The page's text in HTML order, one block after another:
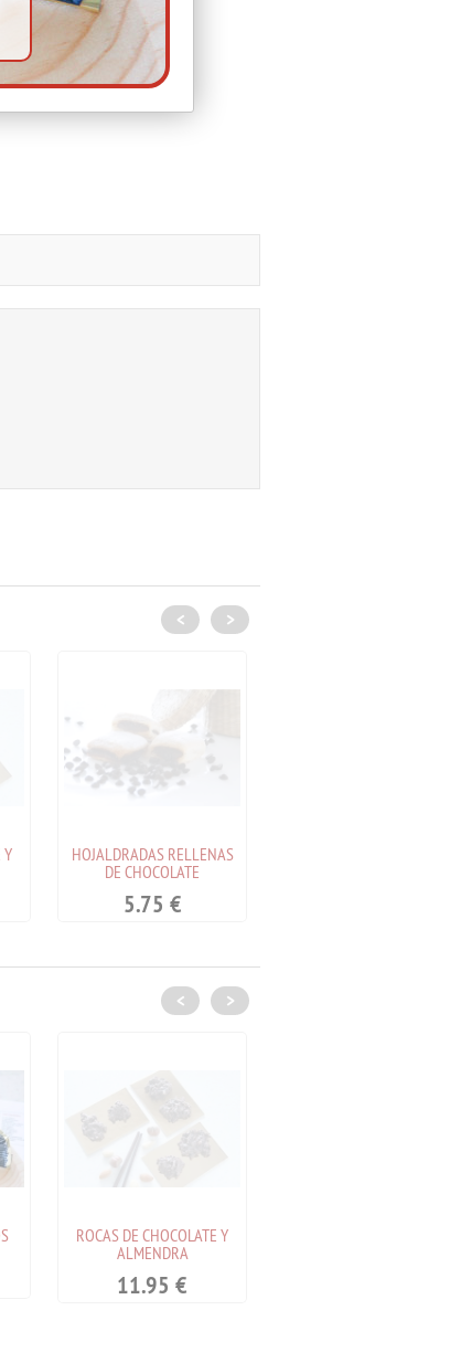
Y
HOJALDRADAS RELLENAS
DE CHOCOLATE
5.75 €
< >
ROCAS DE CHOCOLATE Y
ALMENDRA
11.95 €
< >